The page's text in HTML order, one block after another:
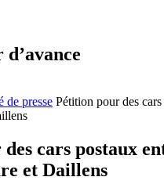
de presse Pétition pour des
cars postaux
et Daillens